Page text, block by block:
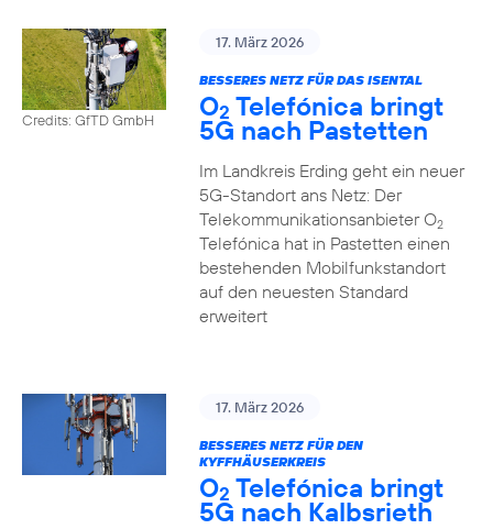
Credits: GfTD GmbH
17. März 2026
BESSERES NETZ FÜR DAS ISENTAL
O2 Telefónica bringt
5G nach Pastetten
Im Landkreis Erding geht ein neuer
5G-Standort ans Netz: Der
Telekommunikationsanbieter O2
Telefónica hat in Pastetten einen
bestehenden Mobilfunkstandort
auf den neuesten Standard
erweitert
17. März 2026
BESSERES NETZ FÜR DEN
KYFFHÄUSERKREIS
O2 Telefónica bringt
5G nach Kalbsrieth